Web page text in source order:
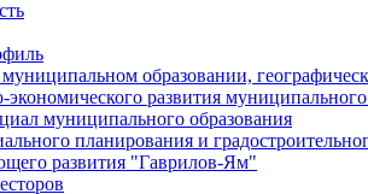
образовании,
развития
муниципального образования
планирования и
развития "Гаврилов-Ям"